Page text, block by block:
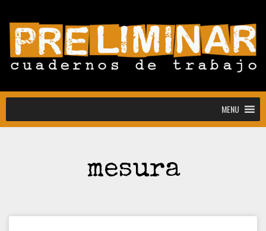
MENU
Convocatoria abierta para la colección
Escrituras para sostener la noche
MENU
mesura